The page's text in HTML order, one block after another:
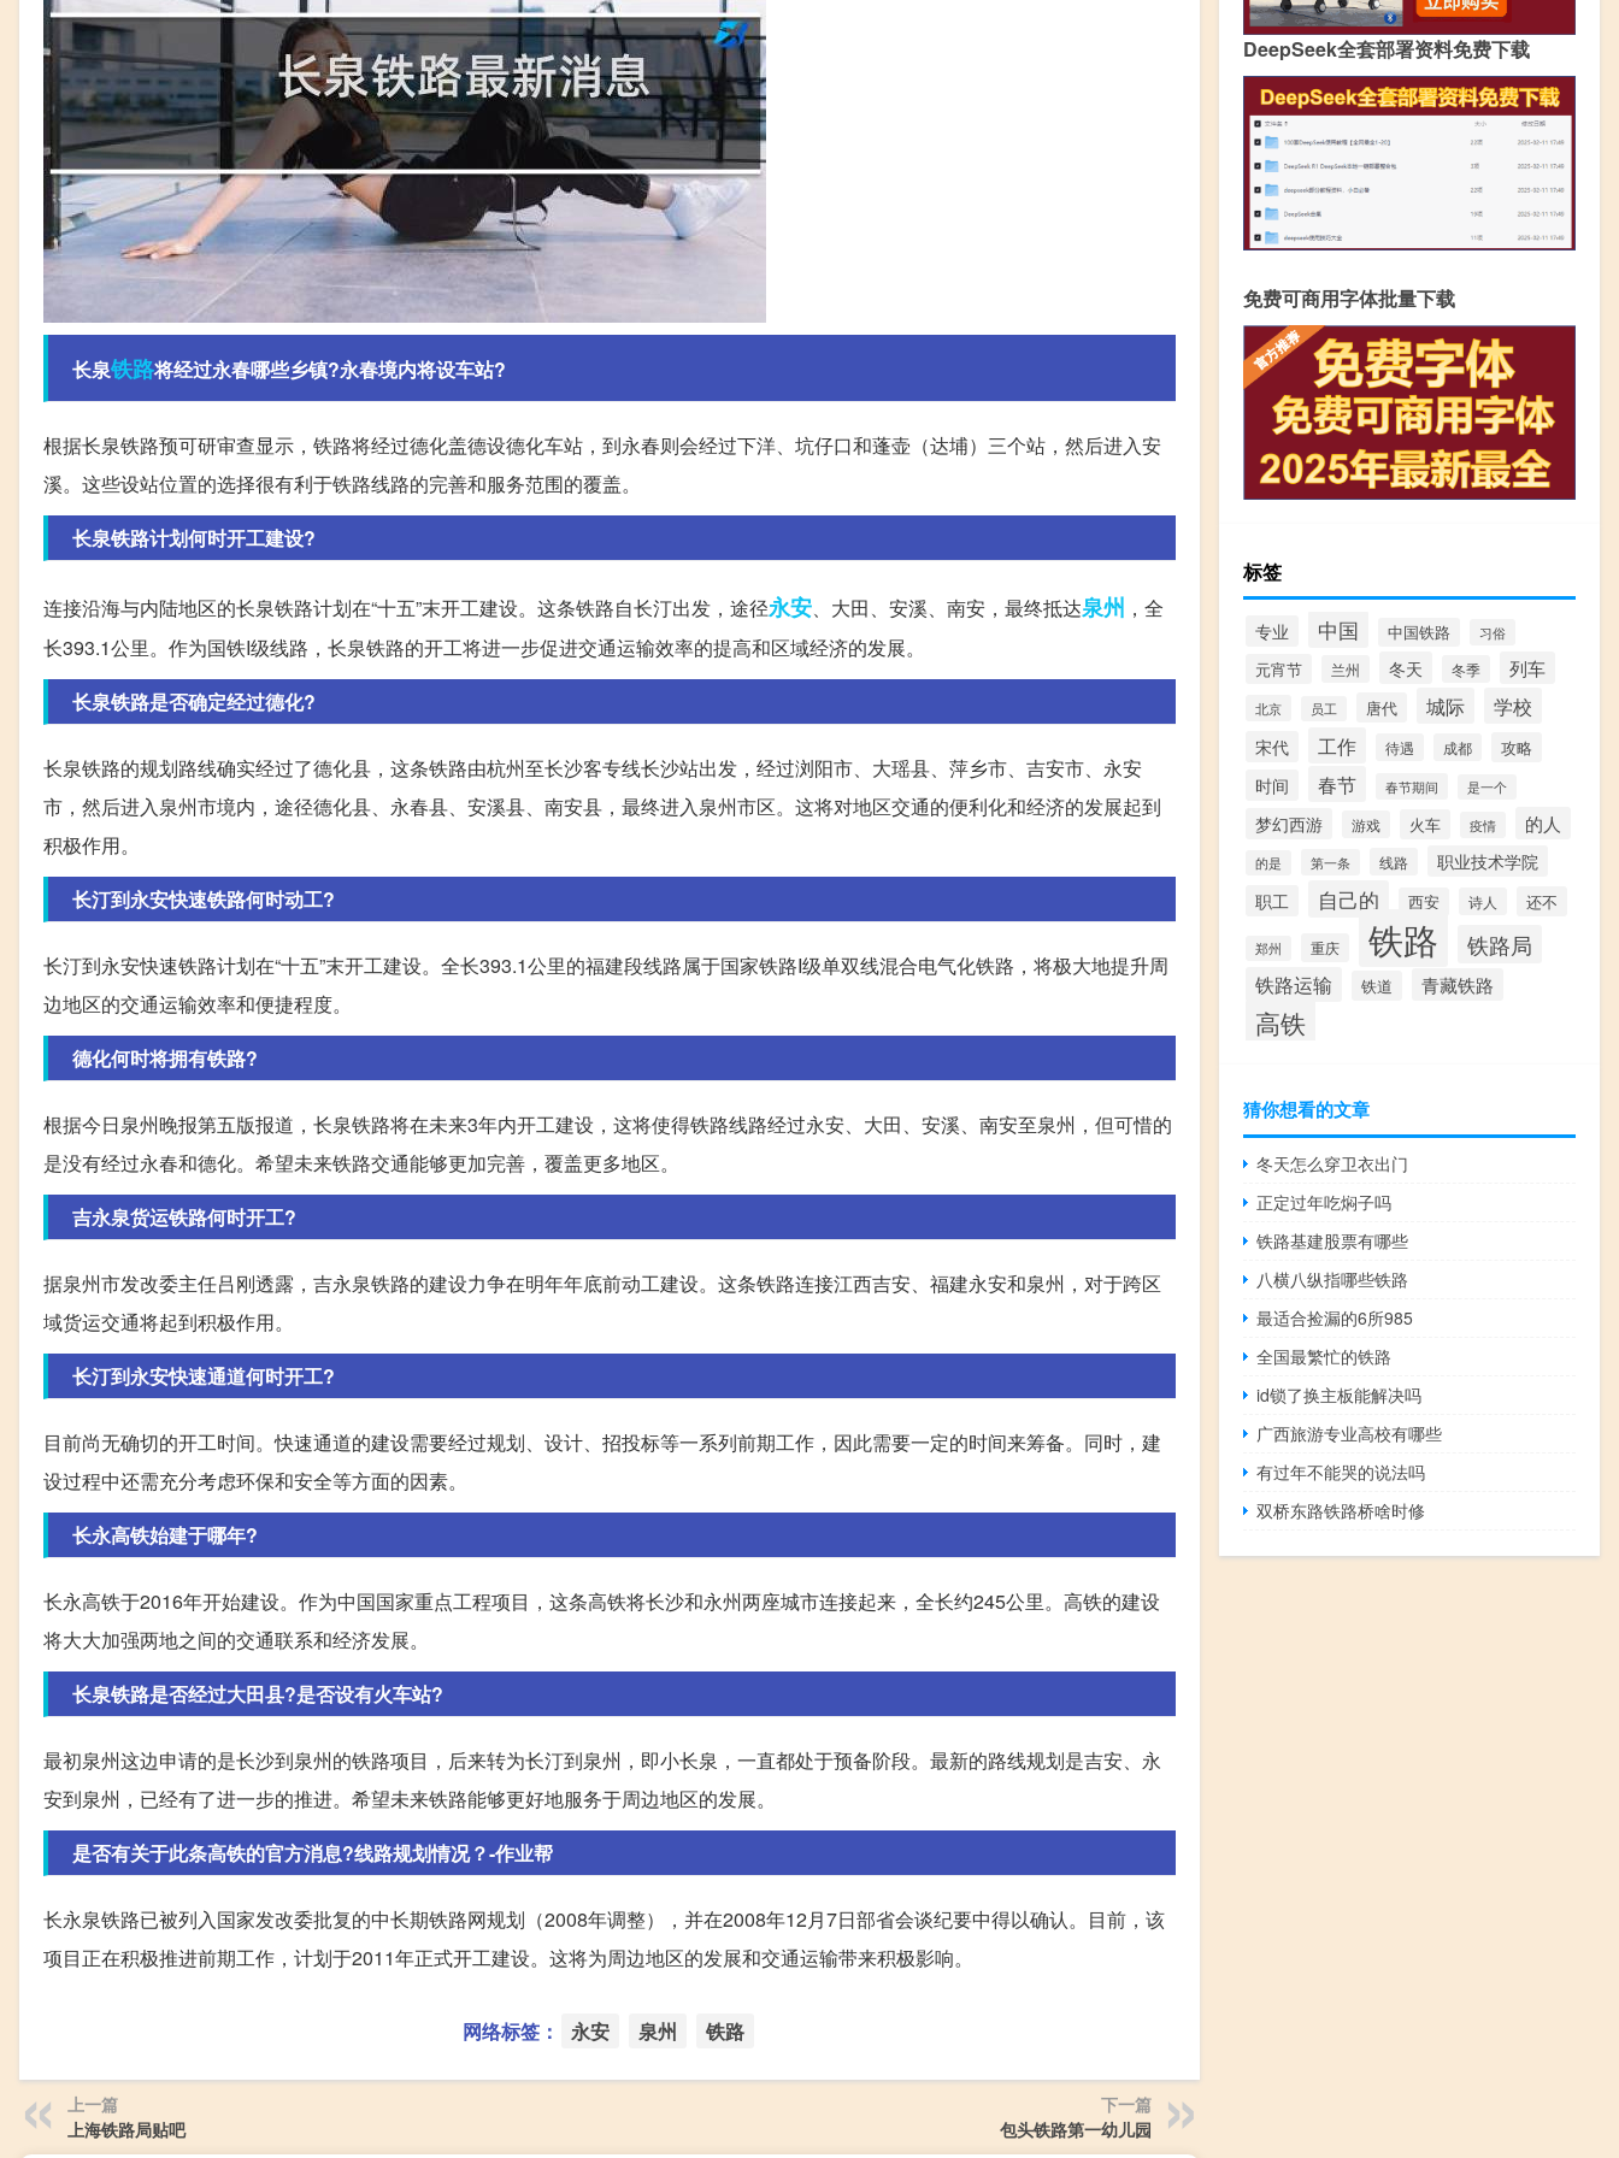
长泉铁路将经过永春哪些乡镇?永春境内将设车站?
根据长泉铁路预可研审查显示，铁路将经过德化盖德设德化车站，到永春则会经过下洋、坑仔口和蓬壶（达埔）三个站，然后进入安
溪。这些设站位置的选择很有利于铁路线路的完善和服务范围的覆盖。
长泉铁路计划何时开工建设?
连接沿海与内陆地区的长泉铁路计划在“十五”末开工建设。这条铁路自长汀出发，途径永安、大田、安溪、南安，最终抵达泉州 ，全
长393.1公里。作为国铁I级线路，长泉铁路的开工将进一步促进交通运输效率的提高和区域经济的发展。
长泉铁路是否确定经过德化?
长泉铁路的规划路线确实经过了德化县，这条铁路由杭州至长沙客专线长沙站出发，经过浏阳市、大瑶县、萍乡市、吉安市、永安
市，然后进入泉州市境内，途径德化县、永春县、安溪县、南安县，最终进入泉州市区。这将对地区交通的便利化和经济的发展起到
积极作用。
长汀到永安快速铁路何时动工?
长汀到永安快速铁路计划在“十五”末开工建设。全长393.1公里的福建段线路属于国家铁路I级单双线混合电气化铁路，将极大地提升周
边地区的交通运输效率和便捷程度。
德化何时将拥有铁路?
根据今日泉州晚报第五版报道，长泉铁路将在未来3年内开工建设，这将使得铁路线路经过永安、大田、安溪、南安至泉州，但可惜的
是没有经过永春和德化。希望未来铁路交通能够更加完善，覆盖更多地区。
吉永泉货运铁路何时开工?
据泉州市发改委主任吕刚透露，吉永泉铁路的建设力争在明年年底前动工建设。这条铁路连接江西吉安、福建永安和泉州，对于跨区
域货运交通将起到积极作用。
长汀到永安快速通道何时开工?
目前尚无确切的开工时间。快速通道的建设需要经过规划、设计、招投标等一系列前期工作，因此需要一定的时间来筹备。同时，建
设过程中还需充分考虑环保和安全等方面的因素。
长永高铁始建于哪年?
长永高铁于2016年开始建设。作为中国国家重点工程项目，这条高铁将长沙和永州两座城市连接起来，全长约245公里。高铁的建设
将大大加强两地之间的交通联系和经济发展。
长泉铁路是否经过大田县?是否设有火车站?
最初泉州这边申请的是长沙到泉州的铁路项目，后来转为长汀到泉州，即小长泉，一直都处于预备阶段。最新的路线规划是吉安、永
安到泉州，已经有了进一步的推进。希望未来铁路能够更好地服务于周边地区的发展。
是否有关于此条高铁的官方消息?线路规划情况？-作业帮
长永泉铁路已被列入国家发改委批复的中长期铁路网规划（2008年调整），并在2008年12月7日部省会谈纪要中得以确认。目前，该
项目正在积极推进前期工作，计划于2011年正式开工建设。这将为周边地区的发展和交通运输带来积极影响。
网络标签： 永安 泉州 铁路
上一篇
上海铁路局贴吧
下一篇
包头铁路第一幼儿园
DeepSeek全套部署资料免费下载
免费可商用字体批量下载
标签
专业 中国 中国铁路 习俗
元宵节 兰州 冬天 冬季 列车
北京 员工 唐代 城际 学校
宋代 工作 待遇 成都 攻略
时间 春节 春节期间 是一个
梦幻西游 游戏 火车 疫情 的人
的是 第一条 线路
职业技术学院
职工
自己的 西安 诗人 还不
郑州 重庆 铁路 铁路局
铁路运输 铁道 青藏铁路
高铁
猜你想看的文章
冬天怎么穿卫衣出门
正定过年吃焖子吗
铁路基建股票有哪些
八横八纵指哪些铁路
最适合捡漏的6所985
全国最繁忙的铁路
id锁了换主板能解决吗
广西旅游专业高校有哪些
有过年不能哭的说法吗
双桥东路铁路桥啥时修